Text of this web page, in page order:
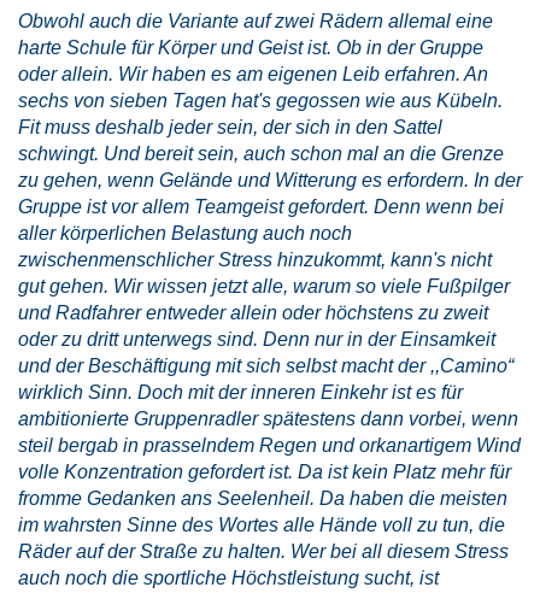
Obwohl auch die Variante auf zwei Rädern allemal eine
harte Schule für Körper und Geist ist. Ob in der Gruppe
oder allein. Wir haben es am eigenen Leib erfahren. An
sechs von sieben Tagen hat's gegossen wie aus Kübeln.
Fit muss deshalb jeder sein, der sich in den Sattel
schwingt. Und bereit sein, auch schon mal an die Grenze
zu gehen, wenn Gelände und Witterung es erfordern. In der
Gruppe ist vor allem Teamgeist gefordert. Denn wenn bei
aller körperlichen Belastung auch noch
zwischenmenschlicher Stress hinzukommt, kann's nicht
gut gehen. Wir wissen jetzt alle, warum so viele Fußpilger
und Radfahrer entweder allein oder höchstens zu zweit
oder zu dritt unterwegs sind. Denn nur in der Einsamkeit
und der Beschäftigung mit sich selbst macht der ,,Camino“
wirklich Sinn. Doch mit der inneren Einkehr ist es für
ambitionierte Gruppenradler spätestens dann vorbei, wenn
steil bergab in prasselndem Regen und orkanartigem Wind
volle Konzentration gefordert ist. Da ist kein Platz mehr für
fromme Gedanken ans Seelenheil. Da haben die meisten
im wahrsten Sinne des Wortes alle Hände voll zu tun, die
Räder auf der Straße zu halten. Wer bei all diesem Stress
auch noch die sportliche Höchstleistung sucht, ist